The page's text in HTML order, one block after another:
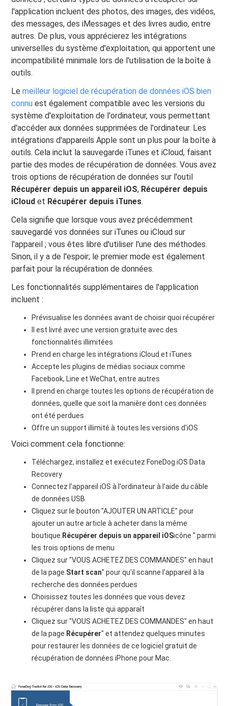
l'application incluent des photos, des images, des vidéos,
des messages, des iMessages et des livres audio, entre
autres. De plus, vous apprécierez les intégrations
universelles du système d'exploitation, qui apportent une
incompatibilité minimale lors de l'utilisation de la boîte à
outils.
Lemeilleur logiciel de récupération de données iOS bien
connu est également compatible avec les versions du
système d'exploitation de l'ordinateur, vous permettant
d'accéder aux données supprimées de l'ordinateur. Les
intégrations d'appareils Apple sont un plus pour la boîte à
outils. Cela inclut la sauvegarde iTunes et iCloud, faisant
partie des modes de récupération de données. Vous avez
trois options de récupération de données sur l'outil
Récupérer depuis un appareil iOS, Récupérer depuis
iCloudet Récupérer depuis iTunes.
Cela signifie que lorsque vous avez précédemment
sauvegardé vos données sur iTunes ou iCloud sur
l'appareil ; vous êtes libre d'utiliser l'une des méthodes.
Sinon, il y a de l'espoir; le premier mode est également
parfait pour la récupération de données.
Les fonctionnalités supplémentaires de l'application
incluent :
Prévisualise les données avant de choisir quoi récupérer
Il est livré avec une version gratuite avec des
fonctionnalités illimitées
Prend en charge les intégrations iCloud et iTunes
Accepte les plugins de médias sociaux comme
Facebook, Line et WeChat, entre autres
Il prend en charge toutes les options de récupération de
données, quelle que soit la manière dont ces données
ont été perdues
Offre un support illimité à toutes les versions d'iOS
Voici comment cela fonctionne:
Téléchargez, installez et exécutez FoneDog iOS Data
Recovery
Connectez l'appareil iOS à l'ordinateur à l'aide du câble
de données USB
Cliquez sur le bouton "AJOUTER UN ARTICLE" pour
ajouter un autre article à acheter dans la même
boutique. Récupérer depuis un appareil iOSicône " parmi
les trois options de menu
Cliquez sur "VOUS ACHETEZ DES COMMANDES" en haut
de la page. Start scan" pour qu'il scanne l'appareil à la
recherche des données perdues
Choisissez toutes les données que vous devez
récupérer dans la liste qui apparaît
Cliquez sur "VOUS ACHETEZ DES COMMANDES" en haut
de la page. Récupérer" et attendez quelques minutes
pour restaurer les données de ce logiciel gratuit de
récupération de données iPhone pour Mac.